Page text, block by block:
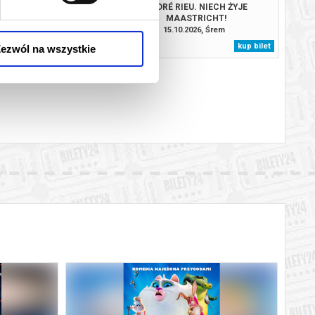
na wszystkie
- BYLE DO GÓRY
Śrem
kup bilet
ANDRÉ RIEU. NIECH ŻYJE
MAASTRICHT!
15.10.2026, Śrem
kup bilet